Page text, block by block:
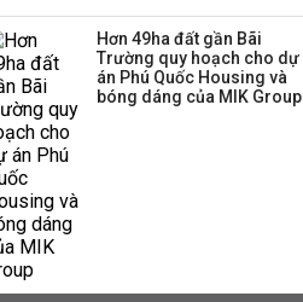
Hơn 49ha đất gần Bãi
Trường quy hoạch cho dự
án Phú Quốc Housing và
bóng dáng của MIK Group